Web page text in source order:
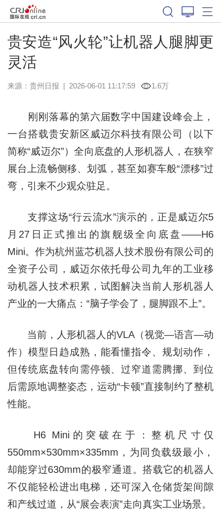
贵安造“风火轮”让机器人腿脚更
灵活
来源： 贵州日报 | 2026-06-01 11:17:59 1.6万
刚刚落幕的第六届数字中国建设峰会上，
一台搭载贵安新区威迈尔科技有限公司（以下
简称“威迈尔”）全向底盘的人形机器人，在狭窄
展台上流畅侧移、划弧，甚至如赛车般“漂移”过
弯，引来不少观众驻足。
支撑这场“行云流水”演示的，正是威迈尔5
月27日正式推出的旗舰级全向底盘——H6
Mini。作为杭州蓝芯机器人技术股份有限公司的
全资子公司，威迈尔依托母公司九年的工业移
动机器人技术积累，试图解决当前人形机器人
产业的一大痛点：“脑子学会了，腿脚跟不上”。
当前，人形机器人的VLA（视觉—语言—动
作）模型日趋成熟，能看懂指令、规划动作，
但传统底盘转向需停顿、过窄道需腾挪、到位
后需原地调整姿态，运动“卡顿”直接制约了整机
性能。
H6 Mini的突破在于：整机尺寸仅
550mm×530mm×335mm，为同负载级最小，
却能穿过630mm的极窄通道。搭载它的机器人
不仅能轻松进出电梯，还可深入仓储货架间隙
和产线过道，从“展会表演”走向真实工业场景。